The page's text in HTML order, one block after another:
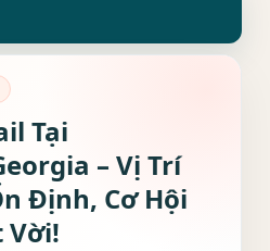
Tại
– Vị Trí
Định, Cơ Hội
Vời!